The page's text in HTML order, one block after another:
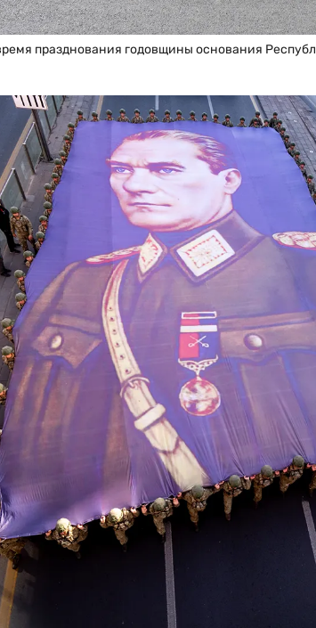
празднования годовщины основания